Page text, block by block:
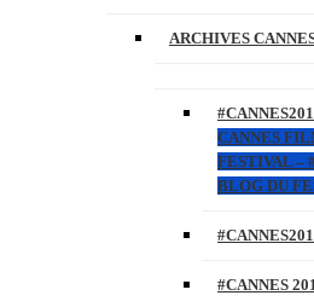
ARCHIVES
CANNES
FESTIVAL –
BLOG DU
#CANNES